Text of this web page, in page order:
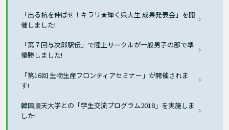
「出る杭を伸ばせ！キラリ★輝く県大生 成果発表会」を開
催しました!
「第７回与次郎駅伝」で陸上サークルが一般男子の部で準
優勝しました!
「第16回 生物生産フロンティアセミナー」が開催されま
す!
韓国順天大学との「学生交流プログラム2018」を実施しま
した!